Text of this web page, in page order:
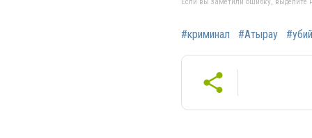
Если вы заметили ошибку, выделите
#криминал #Атырау